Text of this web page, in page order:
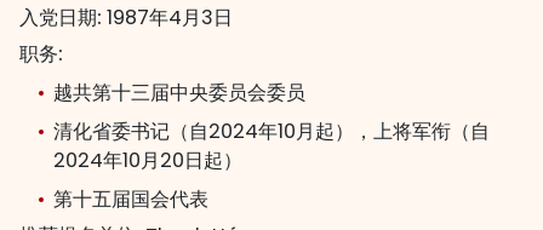
入党日期: 1987年4月3日
职务:
越共第十三届中央委员会委员
清化省委书记（自2024年10月起），上将军衔（自
2024年10月20日起）
第十五届国会代表